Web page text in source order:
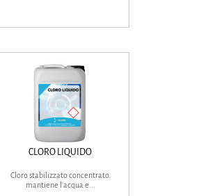
CLORO LIQUIDO
Cloro stabilizzato concentrato.
mantiene l'acqua e...